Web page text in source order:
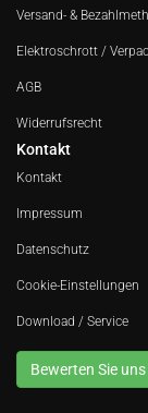
Versand- &
Elektroschrott /
AGB
Widerrufsrecht
Kontakt
Kontakt
Impressum
Datenschutz
Cookie-Einstellungen
Download / Service
Bewerten Sie uns